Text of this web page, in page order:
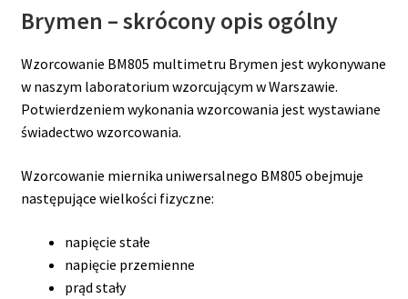
Brymen – skrócony opis ogólny
Wzorcowanie BM805 multimetru Brymen jest wykonywane
w naszym laboratorium wzorcującym w Warszawie.
Potwierdzeniem wykonania wzorcowania jest wystawiane
świadectwo wzorcowania.
Wzorcowanie miernika uniwersalnego BM805 obejmuje
następujące wielkości fizyczne:
napięcie stałe
napięcie przemienne
prąd stały